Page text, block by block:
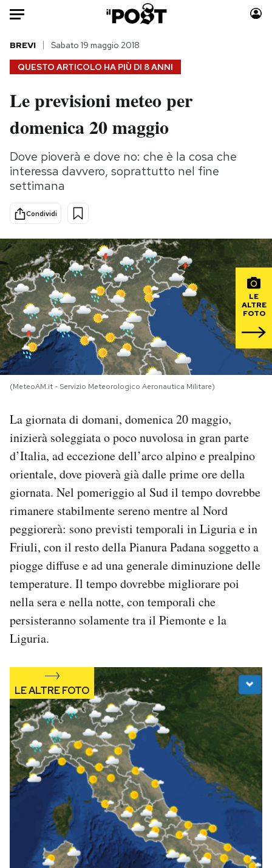
Auto
HOME
Italia
Politica
Tecnologia
Internet
Scienza
Cultura
Economia
Sport
Moda
Consumismi
Storie/Idee
Ok Boomer!
Mondiali calcio 2026
PODCAST
NEWSLETTER
I MIEI PREFERITI
SHOP
CALENDARIO
AREA PERSONALE
Area Personale
Notifiche mobile
Regala il Post
Hai bisogno di aiuto?
Esci
QUESTO ARTICOLO HA PIÙ DI 8 ANNI
BREVI Sabato 19 maggio 2018
Le previsioni meteo per
domenica 20 maggio
Dove pioverà e dove no: che è la cosa che
interessa davvero, soprattutto nel fine
settimana
Condividi
LE
ALTRE
FOTO
(MeteoAM.it - Servizio Meteorologico Aeronautica Militare)
La giornata di domani, domenica 20 maggio,
inizierà soleggiata o poco nuvolosa in gran parte
d’Italia, ad eccezione dell’arco alpino e prealpino
orientale, dove pioverà già dalle prime ore della
giornata. Nel pomeriggio al Sud il tempo dovrebbe
rimanere stabilmente sereno mentre al Nord
peggiorerà: sono previsti temporali in Liguria e in
Friuli, con il resto della Pianura Padana soggetto a
piogge diffuse e ad una generale diminuzione delle
temperature. Il tempo dovrebbe migliorare poi
nella sera e nella notte, con temporali che
persisteranno solamente tra il Piemonte e la
Liguria.